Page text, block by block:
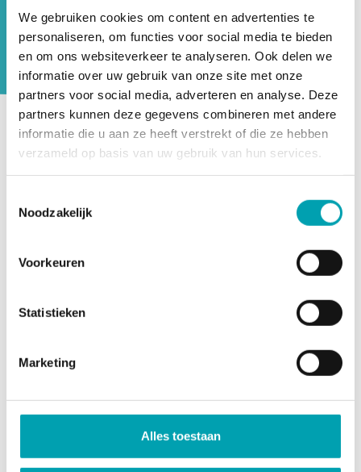
We gebruiken cookies om content en advertenties te
personaliseren, om functies voor social media te bieden
en om ons websiteverkeer te analyseren. Ook delen we
informatie over uw gebruik van onze site met onze
partners voor social media, adverteren en analyse. Deze
partners kunnen deze gegevens combineren met andere
informatie die u aan ze heeft verstrekt of die ze hebben
verzameld op basis van uw gebruik van hun services.
Noodzakelijk
Voorkeuren
Statistieken
Marketing
Alles toestaan
oudercommissie aan UniKidz. Elk jaar
wordt onze opvang beoordeeld door de
GGD Inspectie Kinderopvang.
UniKidz werkt harmonieus samen met onze actieve
oudercommissie. De oudercommissie behartigt de
oudercommissie worden voorgelegd aan de directie. Doel
opvangomgeving van hun kind(eren) en om met elkaar
opvang en talentontwikkeling steeds beter vorm te geven.
Heb je vragen, suggesties, ideeën of opmerkingen? Laat
het de oudercommissie weten door een mail te sturen
heeft beoordeeld. Bekijk direct het meest
recente inspectierapport: